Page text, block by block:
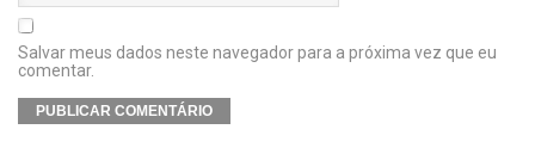
Salvar meus dados neste navegador para a próxima vez que eu
comentar.